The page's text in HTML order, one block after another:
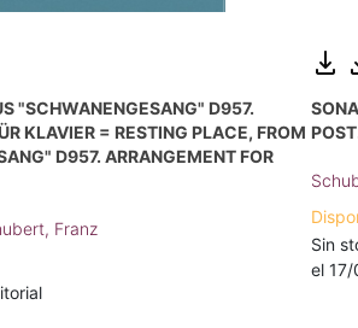
"SCHWANENGESANG" D957.
KLAVIER = RESTING PLACE, FROM
D957. ARRANGEMENT FOR
Franz
Sin
el